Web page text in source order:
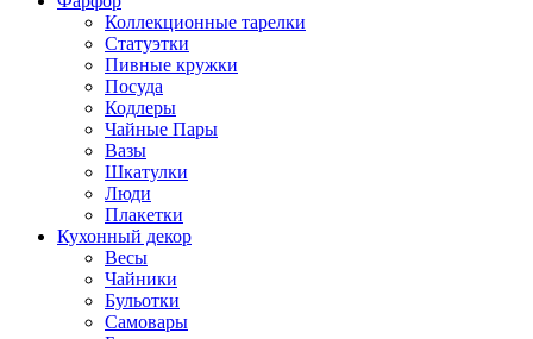
Коллекционные тарелки
Статуэтки
Пивные кружки
Посуда
Кодлеры
Чайные Пары
Вазы
Шкатулки
Люди
Плакетки
Кухонный декор
Весы
Чайники
Бульотки
Самовары